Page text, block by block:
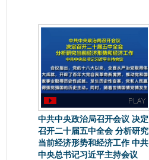
中共中央政治局召开会议 决定
召开二十届五中全会 分析研究
当前经济形势和经济工作 中共
中央总书记习近平主持会议